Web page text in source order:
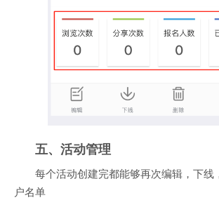
五、活动管理
每个活动创建完都能够再次编辑，下线
户名单